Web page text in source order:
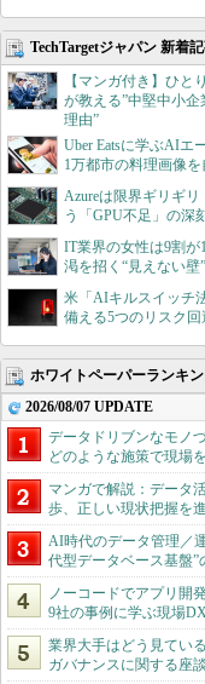
TechTargetジャパン 新着
【マンガ付き】ひと
が教える”中堅中小
理由”
Uber Eatsに学ぶAI
1万都市の料理画像を
Azureは限界ギリギ
う「GPU不足」の深
IT業界の女性は9割
渇を招く“見えない壁
米「AIキルスイッチ
備える5つのリスク回
ホワイトペーパーランキ
2026/08/07 UPDATE
データドリブンなモノ
どのような施策で現場
マンガで解説：データ
歩、正しい現状把握を
AI時代のデータ管理／
代型データベース基盤”
ノーコードでアプリ開
9社の事例に学ぶ現場
業界大手はどう見てい
ガバナンスに関する座